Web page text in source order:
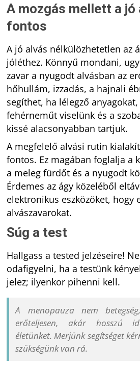
A mozgás mellett a jó
fontos
A jó alvás nélkülözhetetlen az
jóléthez. Könnyű mondani,
zavar a nyugodt alvásban az
hőhullám, izzadás, a hajnali
segíthet, ha lélegző
fehérneműt viselünk és a
kissé alacsonyabban tartjuk.
A megfelelő alvási rutin
fontos. Ez magában foglalja a
a meleg fürdőt és a nyugodt
Érdemes az ágy közeléből
elektronikus eszközöket, hogy
alvászavarokat.
Súg a test
Hallgass a tested jelzéseire!
odafigyelni, ha a testünk
jelez; ilyenkor pihenni kell.
A menopauza nem
erőteljesen, akár hosszú
életünket. Merjünk segítséget
szükségünk van rá.